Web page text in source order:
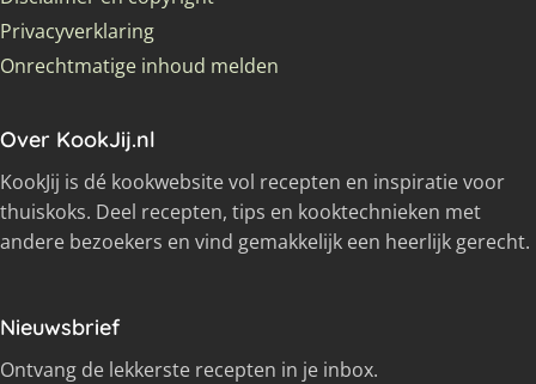
Privacyverklaring
Onrechtmatige inhoud melden
Over KookJij.nl
KookJij is dé kookwebsite vol recepten en inspiratie voor
thuiskoks. Deel recepten, tips en kooktechnieken met
andere bezoekers en vind gemakkelijk een heerlijk gerecht.
Nieuwsbrief
Ontvang de lekkerste recepten in je inbox.